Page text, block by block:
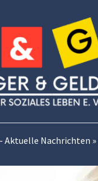
Aktuelle Nachrichten »